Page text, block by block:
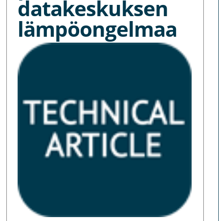
datakeskuksen
lämpöongelmaa